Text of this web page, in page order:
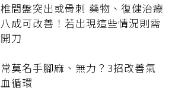
椎間盤突出或骨刺 藥物、復健治療
八成可改善！若出現這些情況則需
開刀
常莫名手腳麻、無力？3招改善氣
血循環